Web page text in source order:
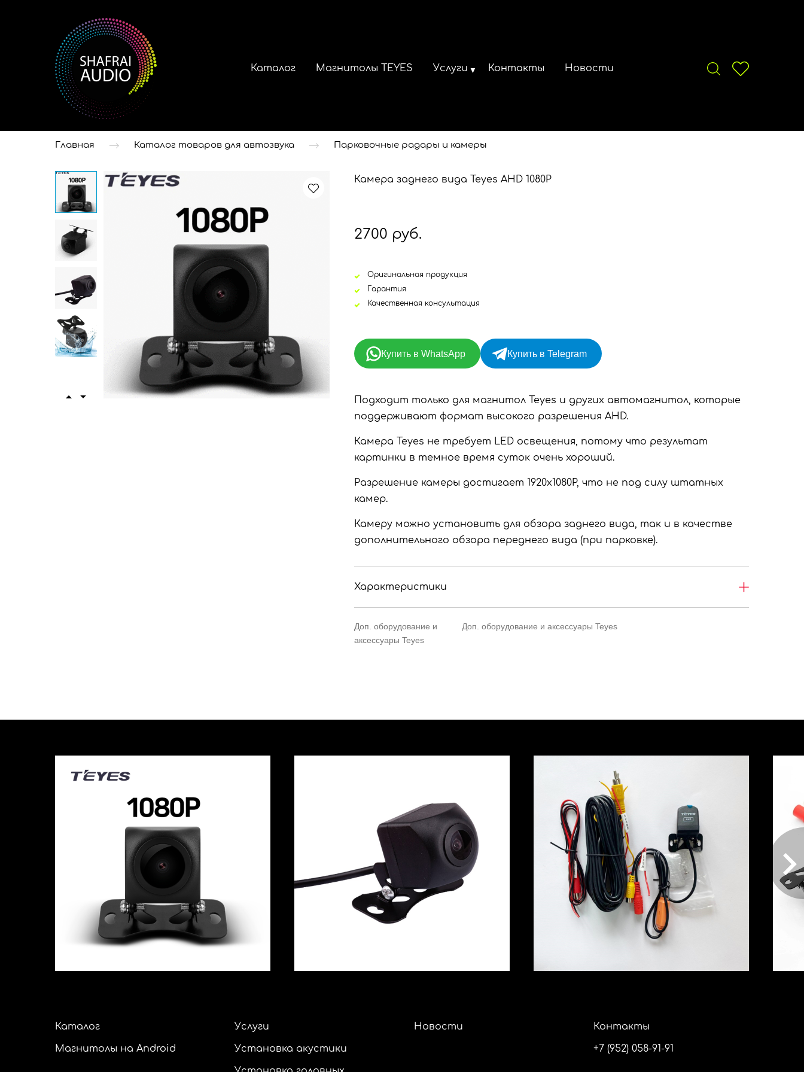
Каталог Магнитолы TEYES Услуги Контакты Новости
Главная Каталог товаров для автозвука Парковочные радары и камеры
Камера заднего вида Teyes AHD 1080P
2700 руб.
Оригинальная продукция
Гарантия
Качественная консультация
Купить в WhatsApp Купить в Telegram
Подходит только для магнитол Teyes и других автомагнитол, которые
поддерживают формат высокого разрешения AHD.
Камера Teyes не требует LED освещения, потому что результат
картинки в темное время суток очень хороший.
Разрешение камеры достигает 1920х1080P, что не под силу штатных
камер.
Камеру можно установить для обзора заднего вида, так и в качестве
дополнительного обзора переднего вида (при парковке).
Характеристики
Доп. оборудование и
аксессуары Teyes
Доп. оборудование и аксессуары Teyes
Каталог
Магнитолы на Android
Услуги
Установка акустики
Новости Контакты
+7 (952) 058-91-91